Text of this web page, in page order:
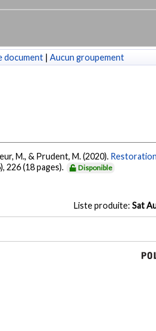
document | Aucun groupement
M., & Prudent, M. (2020).
226 (18 pages). Disponible
Liste produite: Sat